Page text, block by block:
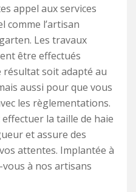
appel aux services
comme l’artisan
Les travaux
être effectués
soit adapté au
aussi pour que vous
les règlementations.
la taille de haie
et assure des
attentes. Implantée à
à nos artisans